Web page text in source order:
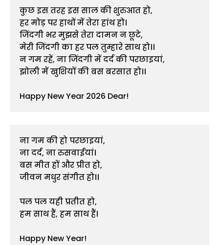
कुछ इस तरह इस साल की शुरुआत हो,
हर मोड़ पर हाथों में तेरा हांथ हो।
जिंदगी भर मुझसे तेरा दामन न छूटे,
मेरी जिंदगी का हर पल तुम्हारे साथ हो।।
न गम रहें, ना जिंदगी में दर्द की परछाइयां,
झोली में खुशियों की बस बरसात हो।।
Happy New Year 2026 Dear!
ना गम की हो परछाइयां,
ना दर्द, ना रुसवाईयां।
बस मीत हों और प्रीत हो,
जीवन मधुर संगीत हो।।
पल पल यही प्रतीत हो,
हम साथ हैं, हम साथ हैं।
Happy New Year!